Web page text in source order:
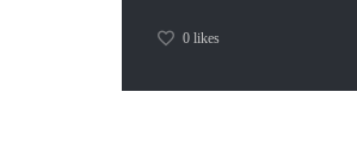
0 likes